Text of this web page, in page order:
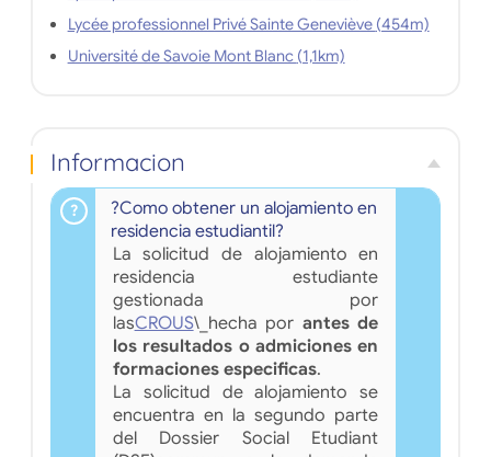
Lycée professionnel Privé Sainte Geneviève (454m)
Université de Savoie Mont Blanc (1,1km)
Informacion
?Como obtener un alojamiento en
residencia estudiantil?
La solicitud de alojamiento en
residencia estudiante
gestionada por
lasCROUS\_hecha por antes de
los resultados o admiciones en
formaciones especificas.
La solicitud de alojamiento se
encuentra en la segundo parte
del Dossier Social Etudiant